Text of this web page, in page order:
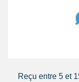
Reçu entre 5 et